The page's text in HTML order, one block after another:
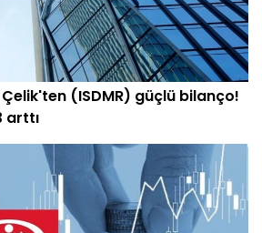
(ISDMR) güçlü bilanço!
arttı